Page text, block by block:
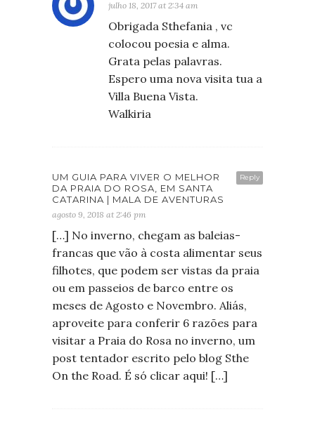
julho 18, 2017 at 2:34 am
Obrigada Sthefania , vc
colocou poesia e alma.
Grata pelas palavras.
Espero uma nova visita tua a
Villa Buena Vista.
Walkiria
Reply
UM GUIA PARA VIVER O MELHOR
DA PRAIA DO ROSA, EM SANTA
CATARINA | MALA DE AVENTURAS
agosto 9, 2018 at 2:46 pm
[…] No inverno, chegam as baleias-
francas que vão à costa alimentar seus
filhotes, que podem ser vistas da praia
ou em passeios de barco entre os
meses de Agosto e Novembro. Aliás,
aproveite para conferir 6 razões para
visitar a Praia do Rosa no inverno, um
post tentador escrito pelo blog Sthe
On the Road. É só clicar aqui! […]